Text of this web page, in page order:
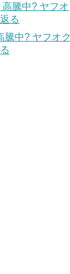
騰中? ヤフオ
る
騰中? ヤフオク